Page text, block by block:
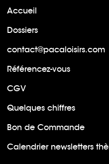
Accueil
Dossiers
contact@pacaloisirs.com
Référencez-vous
CGV
Quelques chiffres
Bon de Commande
Calendrier newsletters